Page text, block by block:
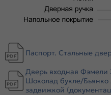
Тип коробки:
Уплотнитель:
Утепление:
Утепление коробки:
Крепление:
Паспорт. Стальные
Дверь входная
Шоколад букле/Бьянко
задвижкой